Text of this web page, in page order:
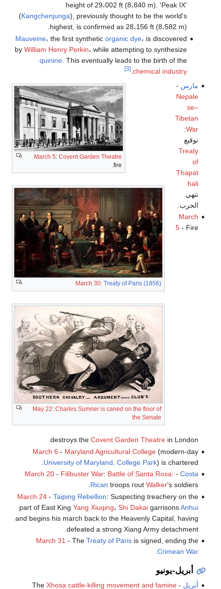
height of 29،002 ft (8،840 m). 'Peak IX'
(Kangchenjunga), previously thought to be the world's
highest, is confirmed as 28،156 ft (8،582 m).
Mauveine، the first syntheticorganic dye، is discovered
byWilliam Henry Perkin، while attempting to synthesize
quinine . This eventually leads to the birth of the
chemical industry
.
[3]
March 5: Covent Garden Theatre
fire.
March 30: Treaty of Paris (1856)
May 22: Charles Sumner is caned on the floor of
the Senate
مارس -
Nepale
se–
Tibetan
War
:
توقيع
Treaty
of
Thapat
hali
تنهي
الحرب.
March
5- Fire
destroys the Covent Garden Theatrein London.
March 6 - Maryland Agricultural College(modern-day
University of Maryland, College Park) is chartered.
March 20- Filibuster War: Battle of Santa Rosa: - Costa
Rican troops rout Walker's soldiers.
March 24- Taiping Rebellion: Suspecting treachery on the
part of East King Yang Xiuqing، Shi DakaigarrisonsAnhui
and begins his march back to the Heavenly Capital, having
defeated a strong Xiang Army detachment.
March 31 - The Treaty of Parisis signed, ending the
Crimean War
أبريل-يونيو
أبريل - The
Xhosa cattle-killing movement and famine